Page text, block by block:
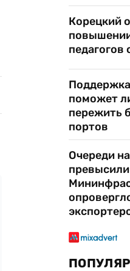
Корецкий
педагогов
поможет
пережить
портов
Очереди